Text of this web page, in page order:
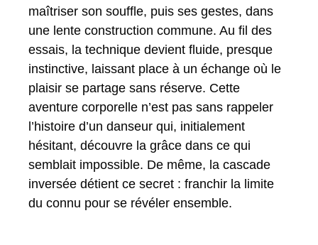
maîtriser son souffle, puis ses gestes, dans
une lente construction commune. Au fil des
essais, la technique devient fluide, presque
instinctive, laissant place à un échange où le
plaisir se partage sans réserve. Cette
aventure corporelle n’est pas sans rappeler
l’histoire d’un danseur qui, initialement
hésitant, découvre la grâce dans ce qui
semblait impossible. De même, la cascade
inversée détient ce secret : franchir la limite
du connu pour se révéler ensemble.